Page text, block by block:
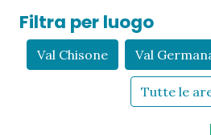
Filtra per luogo
Val Chisone Val
Tutte le